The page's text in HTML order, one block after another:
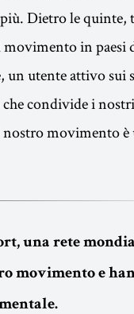
Dietro le quinte,
in paesi
utente attivo sui
condivide i
movimento è
una rete
movimento e